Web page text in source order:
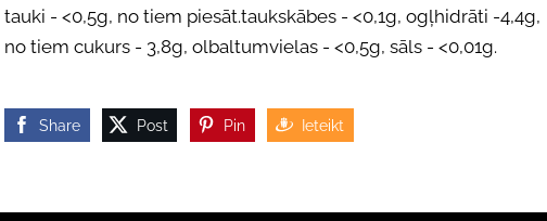
tauki - <0,5g, no tiem piesāt.taukskābes - <0,1g, ogļhidrāti -4,4g,
no tiem cukurs - 3,8g, olbaltumvielas - <0,5g, sāls - <0,01g.
Share Post Pin Ieteikt